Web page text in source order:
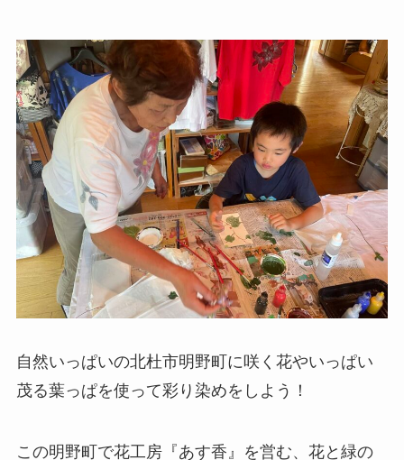
自然いっぱいの北杜市明野町に咲く花やいっぱい
茂る葉っぱを使って彩り染めをしよう！
この明野町で花工房『あす香』を営む、花と緑の